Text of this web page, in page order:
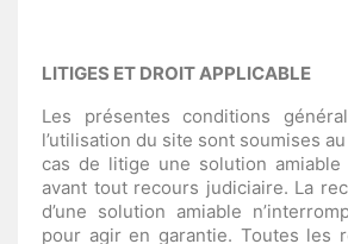
LITIGES ET DROIT APPLICABLE
Les présentes conditions
l’utilisation du site sont soumises
cas de litige une solution amiable
avant tout recours judiciaire. La
d’une solution amiable
pour agir en garantie. Toutes les